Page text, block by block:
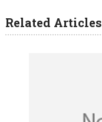
Related Articles